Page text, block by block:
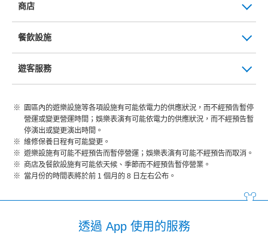
商店
餐飲設施
遊客服務
園區內的遊樂設施等各項設施有可能依電力的供應狀況，而不經預告暫停
營運或變更營運時間；娛樂表演有可能依電力的供應狀況，而不經預告暫
停演出或變更演出時間。
維修保養日程有可能變更。
遊樂設施有可能不經預告而暫停營運；娛樂表演有可能不經預告而取消。
商店及餐飲設施有可能依天候、季節而不經預告暫停營業。
當月份的時間表將於前 1 個月的 8 日左右公布。
透過 App 使用的服務